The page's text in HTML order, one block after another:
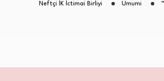
Neftçi İK İctimai Birliyi Ümumi